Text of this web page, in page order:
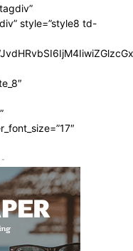
style=”style8 td-
-